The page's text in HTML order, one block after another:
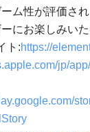
ム性が評価さ
にお楽しみいた
ト:https://
jp/